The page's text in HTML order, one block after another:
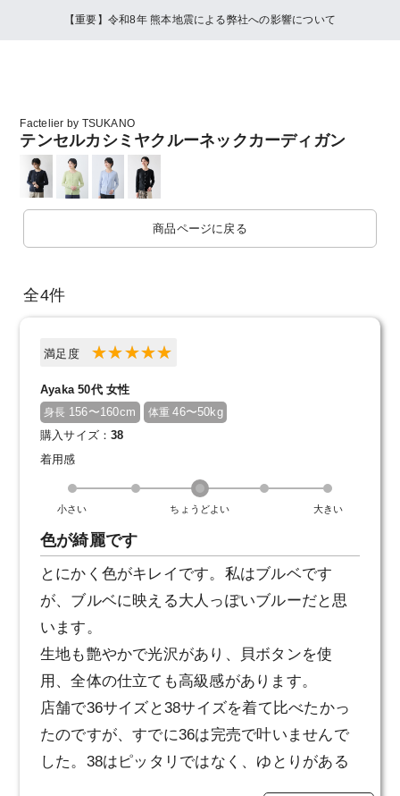
【重要】令和8年 熊本地震による弊社への影響について
Factelier by TSUKANO
テンセルカシミヤクルーネックカーディガン
商品ページに戻る
全4件
満足度
Ayaka 50代 女性
身長 156〜160cm 体重46〜50kg
購入サイズ：38
着用感
小さい ちょうどよい 大きい
色が綺麗です
とにかく色がキレイです。私はブルベです
が、ブルベに映える大人っぽいブルーだと思
います。
生地も艶やかで光沢があり、貝ボタンを使
用、全体の仕立ても高級感があります。
店舗で36サイズと38サイズを着て比べたかっ
たのですが、すでに36は完売で叶いませんで
した。38はピッタリではなく、ゆとりがある